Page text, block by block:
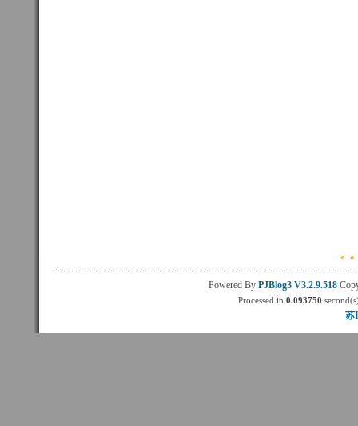
Powered By PJBlog3 V3.2.9.518
Processed in0.093750
苏